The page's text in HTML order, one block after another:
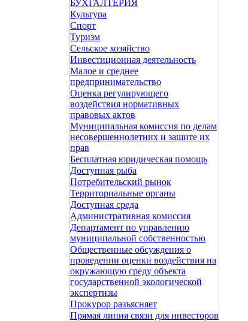
БУХГАЛТЕРИЯ
Культура
Спорт
Туризм
Сельское хозяйство
Инвестиционная деятельность
Малое и среднее
предпринимательство
Оценка регулирующего
воздействия нормативных
правовых актов
Муниципальная комиссия по делам
несовершеннолетних и защите их
прав
Бесплатная юридическая помощь
Доступная рыба
Потребительский рынок
Территориальные органы
Доступная среда
Административная комиссия
Департамент по управлению
муниципальной собственностью
Общественные обсуждения о
проведении оценки воздействия на
окружающую среду объекта
государственной экологической
экспертизы
Прокурор разъясняет
Прямая линия связи для инвесторов